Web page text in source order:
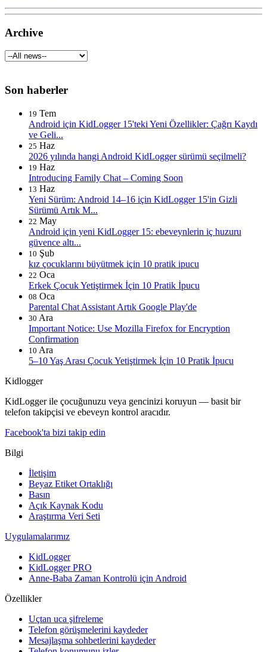
Archive
Son haberler
19 Tem
Android için KidLogger 15'teki Yeni Özellikler: Çağrı Kaydı
ve Geli...
25 Haz
2026 yılında hangi Android KidLogger sürümü seçilmeli?
19 Haz
Introducing Family Chat – Coming Soon
13 Haz
Yeni Sürüm: Android 14–16 için KidLogger 15'in Gizli
Sürümü Artık M...
22 May
Android için yeni KidLogger 15: ebeveynlerin iç huzuru
güvence altı...
10 Şub
kız çocuklarını büyütmek için 10 pratik ipucu
22 Oca
Erkek Çocuk Yetiştirmek İçin 10 Pratik İpucu
08 Oca
Parental Chat Assistant Artık Google Play'de
30 Ara
Important Notice: Use Mozilla Firefox for Encryption
Confirmation
10 Ara
5–10 Yaş Arası Çocuk Yetiştirmek İçin 10 Pratik İpucu
Kidlogger
KidLogger ile çocuğunuzu veya gencinizi koruyun — basit bir
telefon takipçisi ve ebeveyn kontrol aracıdır.
Facebook'ta bizi takip edin
Bilgi
İletişim
Beyaz Etiket Ortaklığı
Basın
Açık Kaynak Kodu
Araştırma Veri Seti
Uygulamalarımız
KidLogger
KidLogger PRO
Anne-Baba Zaman Kontrolü için Android
Özellikler
Uçtan uca şifreleme
Telefon görüşmelerini kaydeder
Mesajlaşma sohbetlerini kaydeder